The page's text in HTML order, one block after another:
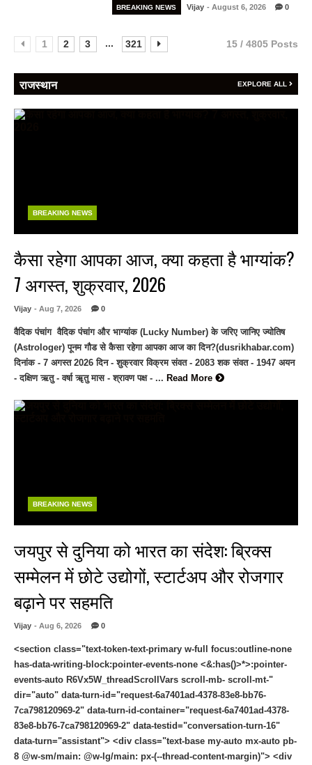
BREAKING NEWS Vijay - August 6, 2026 0
1 2 3 ... 321 15 / 4805 Posts
राजस्थान EXPLORE ALL
BREAKING NEWS
कैसा रहेगा आपका आज, क्या कहता है भाग्यांक?
7 अगस्त, शुक्रवार, 2026
Vijay - Aug 7, 2026 0
वैदिक पंचांग वैदिक पंचांग और भाग्यांक (Lucky Number) के जरिए जानिए ज्योतिष
(Astrologer) पूनम गौड से कैसा रहेगा आपका आज का दिन?(dusrikhabar.com)
दिनांक - 7 अगस्त 2026 दिन - शुक्रवार विक्रम संवत - 2083 शक संवत - 1947 अयन
- दक्षिण ऋतु - वर्षा ॠतु मास - श्रावण पक्ष - ... Read More
BREAKING NEWS
जयपुर से दुनिया को भारत का संदेश: ब्रिक्स
सम्मेलन में छोटे उद्योगों, स्टार्टअप और रोजगार
बढ़ाने पर सहमति
Vijay - Aug 6, 2026 0
<section class="text-token-text-primary w-full focus:outline-none
has-data-writing-block:pointer-events-none <&:has()>*>:pointer-
events-auto R6Vx5W_threadScrollVars scroll-mb- scroll-mt-"
dir="auto" data-turn-id="request-6a7401ad-4378-83e8-bb76-
7ca798120969-2" data-turn-id-container="request-6a7401ad-4378-
83e8-bb76-7ca798120969-2" data-testid="conversation-turn-16"
data-turn="assistant"> <div class="text-base my-auto mx-auto pb-
8 @w-sm/main: @w-lg/main: px-(--thread-content-margin)"> <div